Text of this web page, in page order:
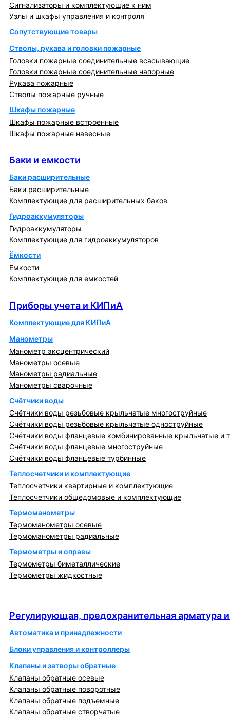
Сигнализаторы и комплектующие к ним
Узлы и шкафы управления и контроля
Сопутствующие товары
Стволы, рукава и головки пожарные
Головки пожарные соединительные всасывающие
Головки пожарные соединительные напорные
Рукава пожарные
Стволы пожарные ручные
Шкафы пожарные
Шкафы пожарные встроенные
Шкафы пожарные навесные
Баки и емкости
Баки расширительные
Баки расширительные
Комплектующие для расширительных баков
Гидроаккумуляторы
Гидроаккумуляторы
Комплектующие для гидроаккумуляторов
Ёмкости
Емкости
Комплектующие для емкостей
Приборы учета и КИПиА
Комплектующие для КИПиА
Манометры
Манометр эксцентрический
Манометры осевые
Манометры радиальные
Манометры сварочные
Счётчики воды
Счётчики воды резьбовые крыльчатые многоструйные
Счётчики воды резьбовые крыльчатые одноструйные
Счётчики воды фланцевые комбинированные крыльчатые и
Счётчики воды фланцевые многоструйные
Счётчики воды фланцевые турбинные
Теплосчетчики и комплектующие
Теплосчетчики квартирные и комплектующие
Теплосчетчики общедомовые и комплектующие
Термоманометры
Термоманометры осевые
Термоманометры радиальные
Термометры и оправы
Термометры биметаллические
Термометры жидкостные
Регулирующая, предохранительная арматура
Автоматика и принадлежности
Блоки управления и контроллеры
Клапаны и затворы обратные
Клапаны обратные осевые
Клапаны обратные поворотные
Клапаны обратные подъемные
Клапаны обратные створчатые